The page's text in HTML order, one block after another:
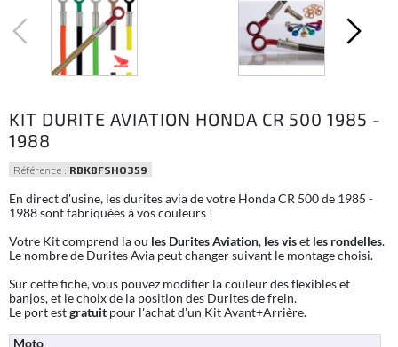
KIT DURITE AVIATION HONDA CR 500 1985 -
1988
Référence : RBKBFSHO359
En direct d'usine, les durites avia de votre Honda CR 500 de 1985 -
1988 sont fabriquées à vos couleurs !
Votre Kit comprend la ou les Durites Aviation, les viset les rondelles.
Le nombre de Durites Avia peut changer suivant le montage choisi.
Sur cette fiche, vous pouvez modifier la couleur des flexibles et
banjos, et le choix de la position des Durites de frein.
Le port estgratuit pour l'achat d'un Kit Avant+Arrière.
Moto